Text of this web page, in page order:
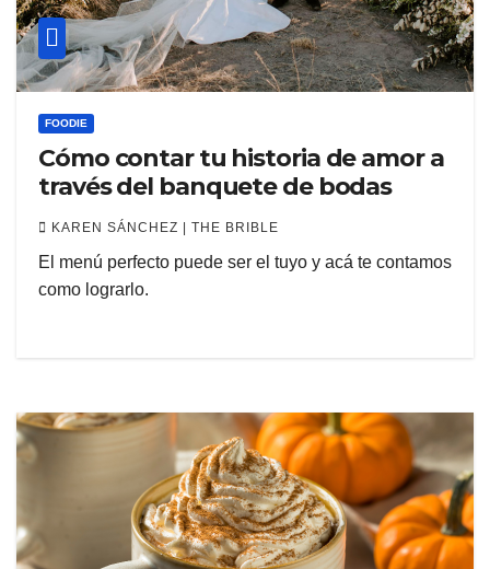
FOODIE
Cómo contar tu historia de amor a
través del banquete de bodas
KAREN SÁNCHEZ | THE BRIBLE
El menú perfecto puede ser el tuyo y acá te contamos
como lograrlo.